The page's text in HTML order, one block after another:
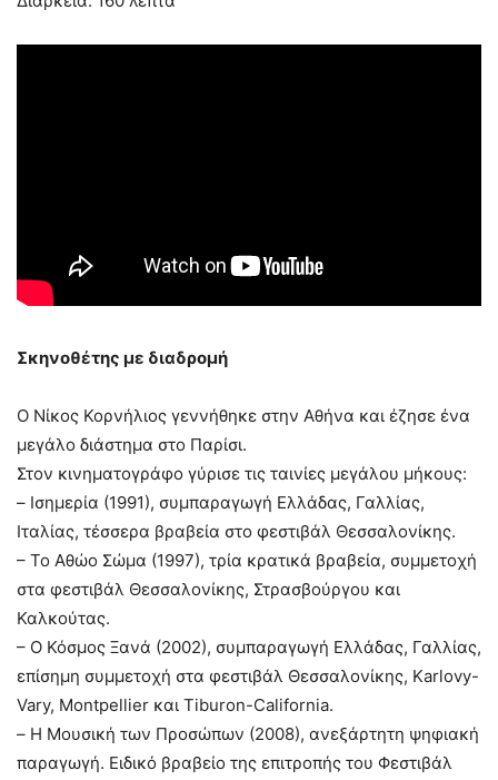
Σκηνοθέτης με διαδρομή
Ο Νίκος Κορνήλιος γεννήθηκε στην Αθήνα και έζησε ένα
μεγάλο διάστημα στο Παρίσι.
Στον κινηματογράφο γύρισε τις ταινίες μεγάλου μήκους:
– Ισημερία (1991), συμπαραγωγή Ελλάδας, Γαλλίας,
Ιταλίας, τέσσερα βραβεία στο φεστιβάλ Θεσσαλονίκης.
– Το Αθώο Σώμα (1997), τρία κρατικά βραβεία, συμμετοχή
στα φεστιβάλ Θεσσαλονίκης, Στρασβούργου και
Καλκούτας.
– Ο Κόσμος Ξανά (2002), συμπαραγωγή Ελλάδας, Γαλλίας,
επίσημη συμμετοχή στα φεστιβάλ Θεσσαλονίκης, Karlovy-
Vary, Montpellier και Tiburon-California.
– Η Μουσική των Προσώπων (2008), ανεξάρτητη ψηφιακή
παραγωγή. Ειδικό βραβείο της επιτροπής του Φεστιβάλ